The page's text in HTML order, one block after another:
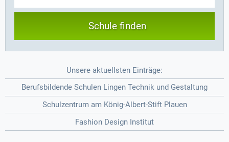
Schule finden
Unsere aktuellsten Einträge:
Berufsbildende Schulen Lingen Technik und Gestaltung
Schulzentrum am König-Albert-Stift Plauen
Fashion Design Institut